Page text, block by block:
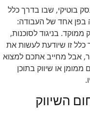
בוטיקי, שבו בדרך כלל
בפן אחד של העבודה:
ממוקד. בניגוד לסוכנות,
זו שיודעת לעשות את
אבל מחייב אתכם למצוא
או שיווק בתוכן
השיווק